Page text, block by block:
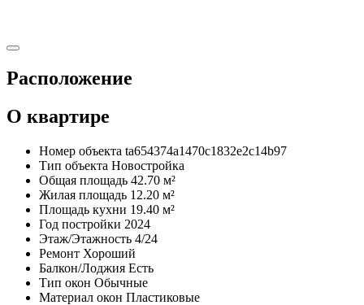
Расположение
О квартире
Номер объекта ta654374a1470c1832e2c14b97
Тип объекта Новостройка
Общая площадь 42.70 м²
Жилая площадь 12.20 м²
Площадь кухни 19.40 м²
Год постройки 2024
Этаж/Этажность 4/24
Ремонт Хороший
Балкон/Лоджия Есть
Тип окон Обычные
Материал окон Пластиковые